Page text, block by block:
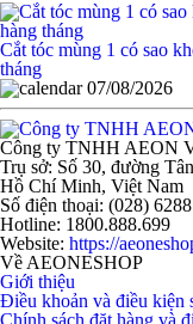
Cắt tóc mùng 1 có sao
tháng
07/08/2026
Công ty TNHH AEON
Trụ sở: Số 30, đường
Hồ Chí Minh, Việt Nam
Số điện thoại: (028) 6288
Hotline: 1800.888.699
Website: https://
Về AEONESHOP
Giới thiệu
Điều khoản và điều kiện
Chính sách đặt hàng và